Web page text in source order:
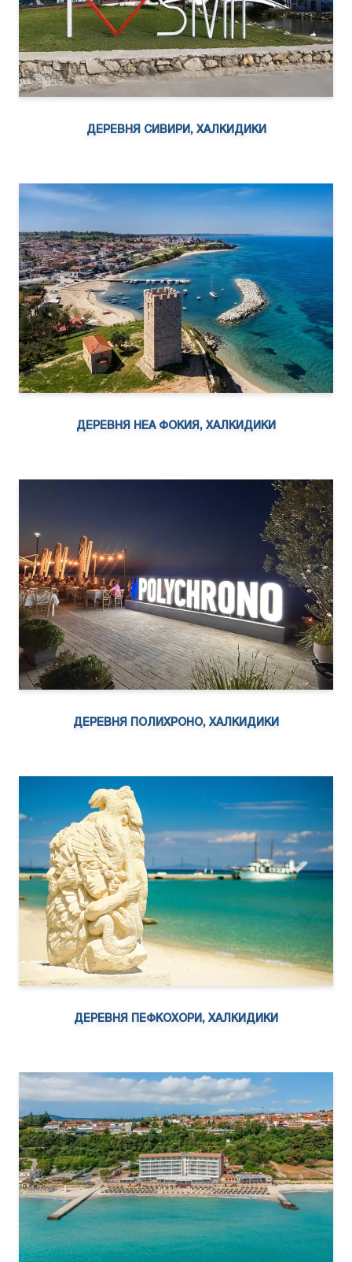
ДЕРЕВНЯ СИВИРИ, ХАЛКИДИКИ
ДЕРЕВНЯ НЕА ФОКИЯ, ХАЛКИДИКИ
ДЕРЕВНЯ ПОЛИХРОНО, ХАЛКИДИКИ
ДЕРЕВНЯ ПЕФКОХОРИ, ХАЛКИДИКИ